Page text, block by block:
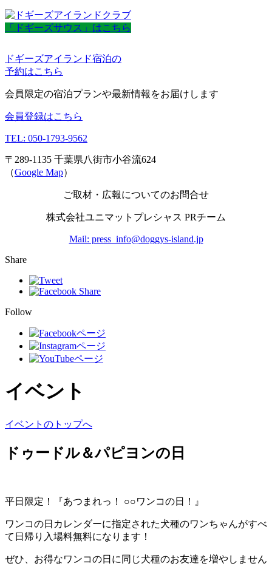
「ドギーズサウス」はこちら
ドギーズアイランド宿泊の
予約はこちら
会員限定の宿泊プランや最新情報をお届けします
会員登録はこちら
TEL: 050-1793-9562
〒289-1135 千葉県八街市小谷流624
（Google Map）
ご取材・広報についてのお問合せ
株式会社ユニマットプレシャス PRチーム
Mail: press_info@doggys-island.jp
Share
Follow
イベント
イベントのトップへ
ドゥードル＆パピヨンの日
平日限定！『あつまれっ！ ○○ワンコの日！』
ワンコの日カレンダーに指定された犬種のワンちゃんがすべ
て日帰り入場料無料になります！
ぜひ、お得なワンコの日に同じ犬種のお友達を増やしません